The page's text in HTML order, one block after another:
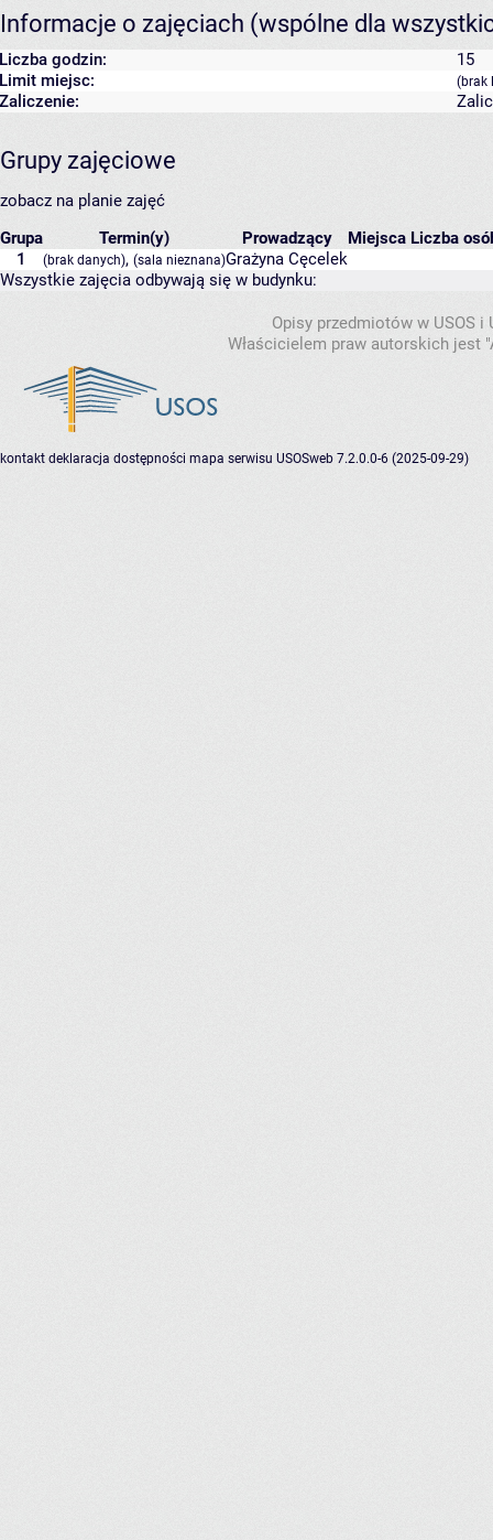
Informacje o zajęciach (wspólne dla
Liczba godzin:
15
Limit miejsc:
(brak
Zaliczenie:
Grupy zajęciowe
zobacz na planie zajęć
Grupa
Termin(y) Prowadzący Miejsca Liczba
1
(brak danych), (sala nieznana)Grażyna Cęcelek
Wszystkie zajęcia odbywają się w budynku:
Opisy przedmiotów w USOS
Właścicielem praw autorskich jest
kontakt deklaracja dostępności mapa serwisu USOSweb 7.2.0.0-6 (2025-09-29)